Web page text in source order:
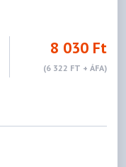
8 030 Ft
(6 322 FT + ÁFA)